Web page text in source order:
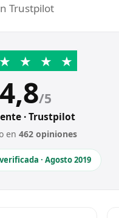
Trustpilot
★ ★ ★ ★
4,8/5
· Trustpilot
en462 opiniones
· Agosto 2019